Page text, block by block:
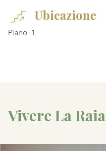
Ubicazione
Piano -1
Vivere La Raia